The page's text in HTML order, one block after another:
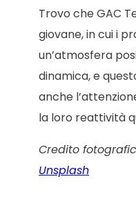
Trovo che GAC
giovane, in cui i
un’atmosfera
dinamica, e
anche
la loro reattività
Credito
Unsplash